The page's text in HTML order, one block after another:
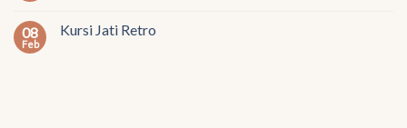
08
Feb
Kursi Jati Retro